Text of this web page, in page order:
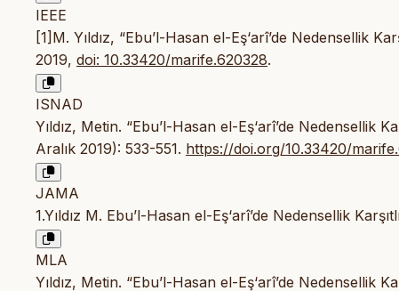
IEEE
[1]M. Yıldız, “Ebu’l-Hasan el-Eş‘arî’de Nedensellik
2019, doi: 10.33420/marife.620328.
ISNAD
Yıldız, Metin. “Ebu’l-Hasan el-Eş‘arî’de Nedensellik
Aralık 2019): 533-551. https://doi.org/10.33420/
JAMA
1.Yıldız M. Ebu’l-Hasan el-Eş‘arî’de Nedensellik
MLA
Yıldız, Metin. “Ebu’l-Hasan el-Eş‘arî’de Nedensellik